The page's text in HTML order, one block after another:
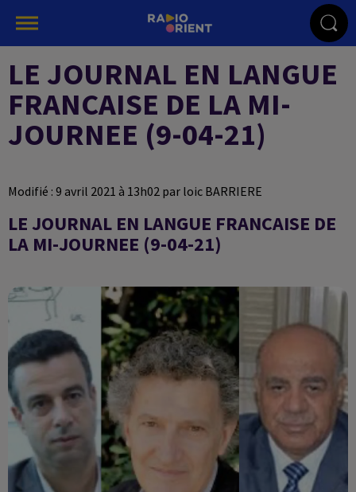
LE JOURNAL EN LANGUE
FRANCAISE DE LA MI-
JOURNEE (9-04-21)
Modifié : 9 avril 2021 à 13h02 par loic BARRIERE
LE JOURNAL EN LANGUE FRANCAISE DE
LA MI-JOURNEE (9-04-21)